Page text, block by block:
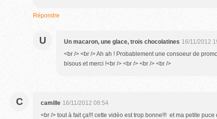
Répondre
U Un macaron, une glace, trois chocolatines 16/11/2012
<br /> <br /> Ah ah ! Probablement une consoeur de
bisous et merci !<br /> <br /> <br /> <br />
C camille 16/11/2012 08:54
<br /> tout à fait ça!!! cette vidéo est trop bonne!!! et ma petite